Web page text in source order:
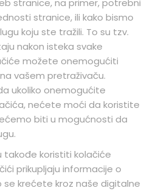
stranice, na primer, potrebni
stranice, ili kako bismo
koju ste tražili. To su tzv.
nakon isteka svake
možete onemogućiti
vašem pretraživaču.
ukoliko onemogućite
nećete moći da koristite
biti u mogućnosti da
takođe koristiti kolačiće
prikupljaju informacije o
se krećete kroz naše digitalne